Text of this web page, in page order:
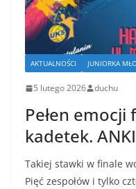
AKTUALNOŚCI JUNIORKA
5 lutego 2026 duchu
Pełen emocji
kadetek.
Takiej stawki w finale
Pięć zespołów i tylko